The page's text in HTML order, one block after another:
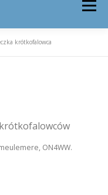
Menu
krótkofalowca
ON4WW.